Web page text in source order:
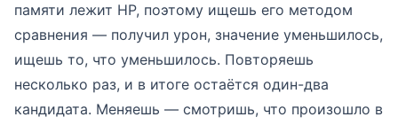
памяти лежит HP, поэтому ищешь его методом
сравнения — получил урон, значение уменьшилось,
ищешь то, что уменьшилось. Повторяешь
несколько раз, и в итоге остаётся один-два
кандидата. Меняешь — смотришь, что произошло в